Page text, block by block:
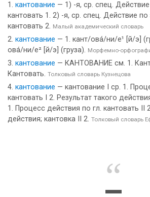
кантование — 1) -я, ср. спец. Действие
кантовать 1. 2) -я, ср. спец. Действие по
кантовать 2. Малый академический словарь
кантование — 1. кант/ова́/ни/е¹ [й/э]
ова́/ни/е² [й/э] (груза). Морфемно-
кантование — КАНТОВАНИЕ см. 1.
Кантовать. Толковый словарь Кузнецова
кантование — кантование I ср. 1.
кантовать I 2. Результат такого
1. Процесс действия по гл. кантовать II
действия; кантовка II 2. Толковый словарь